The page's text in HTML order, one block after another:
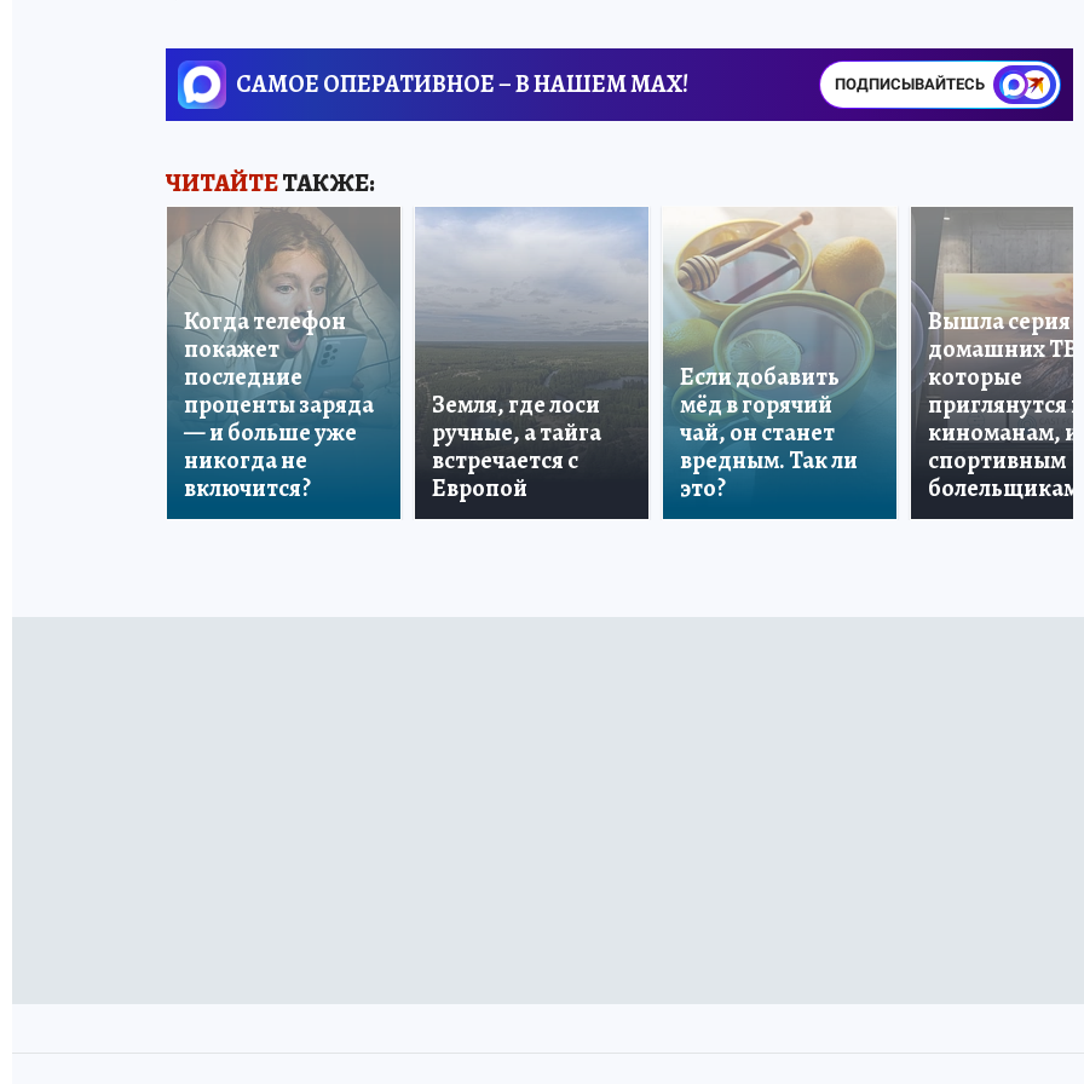
САМОЕ ОПЕРАТИВНОЕ – В НАШЕМ MAX! ПОДПИСЫВАЙТЕСЬ
ЧИТАЙТЕТАКЖЕ:
Когда телефон
покажет
последние
проценты заряда
— и больше уже
никогда не
включится?
Земля, где лоси
ручные, а тайга
встречается с
Европой
Если добавить
мёд в горячий
чай, он станет
вредным. Так ли
это?
Вышла серия
домашних ТВ,
которые
приглянутся и
киноманам, и
спортивным
болельщикам